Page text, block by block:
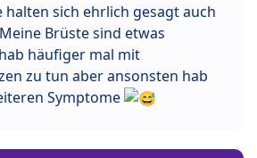
halten sich ehrlich gesagt auch
Brüste sind etwas
häufiger mal mit
zu tun aber ansonsten hab
Symptome